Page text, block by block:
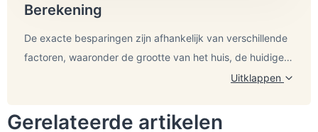
Berekening
De exacte besparingen zijn afhankelijk van verschillende
factoren, waaronder de grootte van het huis, de huidige
staat van isolatie en het klimaat. Spouwmuurisolatie kan
gasverbruik met ongeveer 180 m3 per jaar verminderen.
Qua CO2-uitstoot stoot aardgas ongeveer 1,78 kg CO2
gasverbruik met 180 m3 leiden tot een vermindering van
Uitklappen
Gerelateerde artikelen